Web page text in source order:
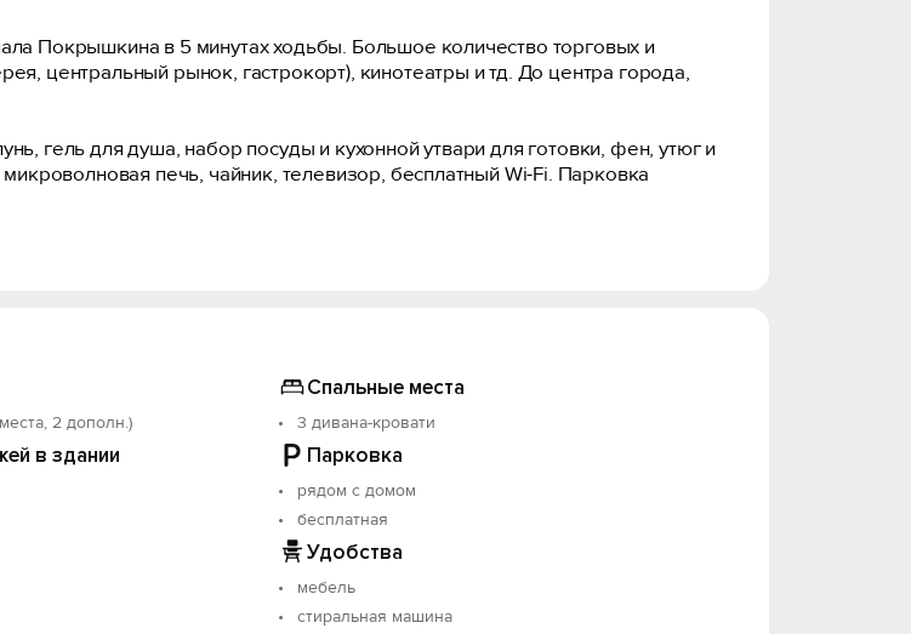
Покрышкина в 5 минутах ходьбы. Большое количество торговых и
центральный рынок, гастрокорт), кинотеатры и тд. До центра города,
гeль для душа, набор посуды и кухонной утвари для готовки, фeн, утюг и
печь, чайник, телевизор, бecплaтный Wi-Fi. Парковка
15:00. Стандартное время выезда - до 12:00. Условия более раннего
и вечеринок.
и количества человек.
2 дополн.)
Спальные места
3 дивана-кровати
в здании Парковка
рядом с домом
бесплатная
Удобства
мебель
стиральная машина